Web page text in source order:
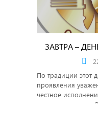
ЗАВТРА –
По традиции этот
проявления
честное
служат интересам